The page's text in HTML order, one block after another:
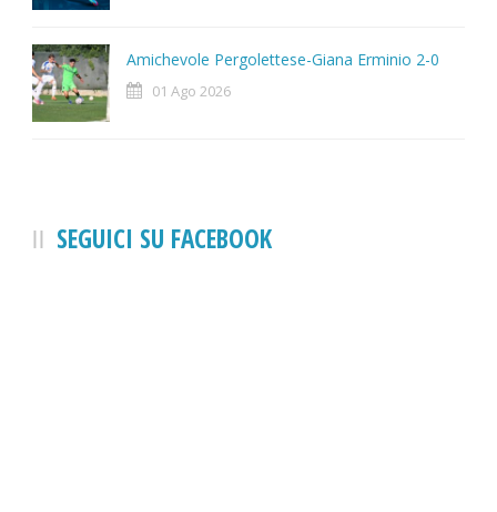
Amichevole Pergolettese-Giana Erminio 2-0
01 Ago 2026
SEGUICI SU FACEBOOK